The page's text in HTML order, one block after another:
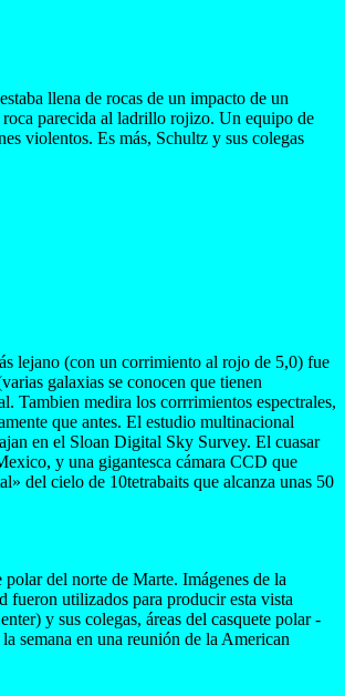
llena de rocas de un impacto de un
roca parecida al ladrillo rojizo. Un equipo de
violentos. Es más, Schultz y sus colegas
lejano (con un corrimiento al rojo de 5,0) fue
galaxias se conocen que tienen
Tambien medira los corrrimientos espectrales,
que antes. El estudio multinacional
en el Sloan Digital Sky Survey. El cuasar
y una gigantesca cámara CCD que
del cielo de 10tetrabaits que alcanza unas 50
del norte de Marte. Imágenes de la
utilizados para producir esta vista
y sus colegas, áreas del casquete polar -
semana en una reunión de la American